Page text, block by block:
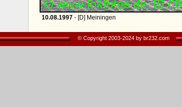
10.08.1997 - [D] Meiningen
© Copyright 2003-2024 by br232.com